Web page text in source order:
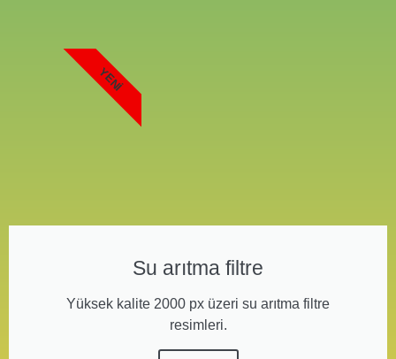
Su arıtma filtre
Yüksek kalite 2000 px üzeri su arıtma filtre
resimleri.
YENI